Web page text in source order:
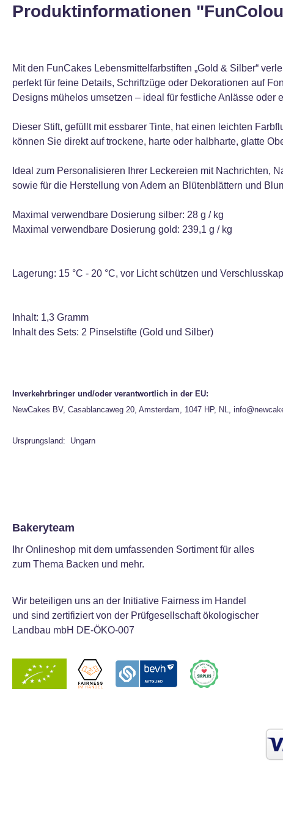
Produktinformationen
Mit den FunCakes Lebensmittelfarbstiften „Gold & Silber“
perfekt für feine Details, Schriftzüge oder Dekorationen auf
Designs mühelos umsetzen – ideal für festliche Anlässe oder
Dieser Stift, gefüllt mit essbarer Tinte, hat einen leichten
können Sie direkt auf trockene, harte oder halbharte, glatte
Ideal zum Personalisieren Ihrer Leckereien mit Nachrichten,
sowie für die Herstellung von Adern an Blütenblättern und
Maximal verwendbare Dosierung silber: 28 g / kg
Maximal verwendbare Dosierung gold: 239,1 g / kg
Lagerung: 15 °C - 20 °C, vor Licht schützen und
Inhalt: 1,3 Gramm
Inhalt des Sets: 2 Pinselstifte (Gold und Silber)
Inverkehrbringer und/oder verantwortlich in der EU:
NewCakes BV, Casablancaweg 20, Amsterdam, 1047 HP, NL,
Ursprungsland: Ungarn
Bakeryteam
Ihr Onlineshop mit dem umfassenden Sortiment für alles
zum Thema Backen und mehr.
Wir beteiligen uns an der Initiative Fairness im Handel
und sind zertifiziert von der Prüfgesellschaft ökologischer
Landbau mbH DE-ÖKO-007